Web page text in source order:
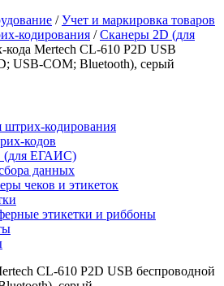
/ Учет и маркировка товаров
кодирования / Сканеры 2D (для
Mertech CL-610 P2D USB
USB-COM; Bluetooth), серый
штрих-кодирования
кодов
(для ЕГАИС)
данных
чеков и этикеток
этикетки и риббоны